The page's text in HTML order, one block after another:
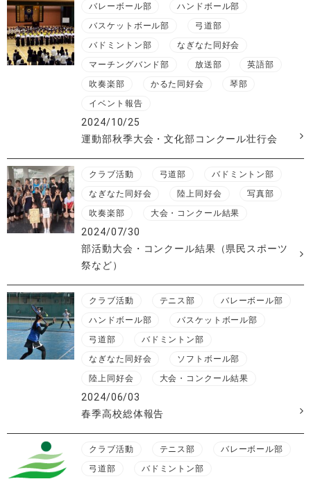
バレーボール部
ハンドボール部
バスケットボール部
弓道部
バドミントン部
なぎなた同好会
マーチングバンド部
放送部
英語部
吹奏楽部
かるた同好会
琴部
イベント報告
2024/10/25
運動部秋季大会・文化部コンクール壮行会
クラブ活動 弓道部
バドミントン部
なぎなた同好会
陸上同好会
写真部
吹奏楽部
大会・コンクール結果
2024/07/30
部活動大会・コンクール結果（県民スポーツ
祭など）
クラブ活動 テニス部
バレーボール部
ハンドボール部
バスケットボール部
弓道部
バドミントン部
なぎなた同好会
ソフトボール部
陸上同好会
大会・コンクール結果
2024/06/03
春季高校総体報告
クラブ活動 テニス部
バレーボール部
弓道部
バドミントン部